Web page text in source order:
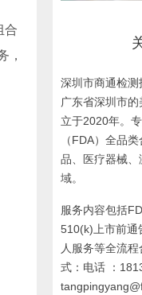
合
，
深圳市商通检测
广东省深圳市
立于2020年。
（FDA）全品
品、医疗器械
域。
服务内容包括
510(k)上市前通
人服务等全流
式：电话 ：